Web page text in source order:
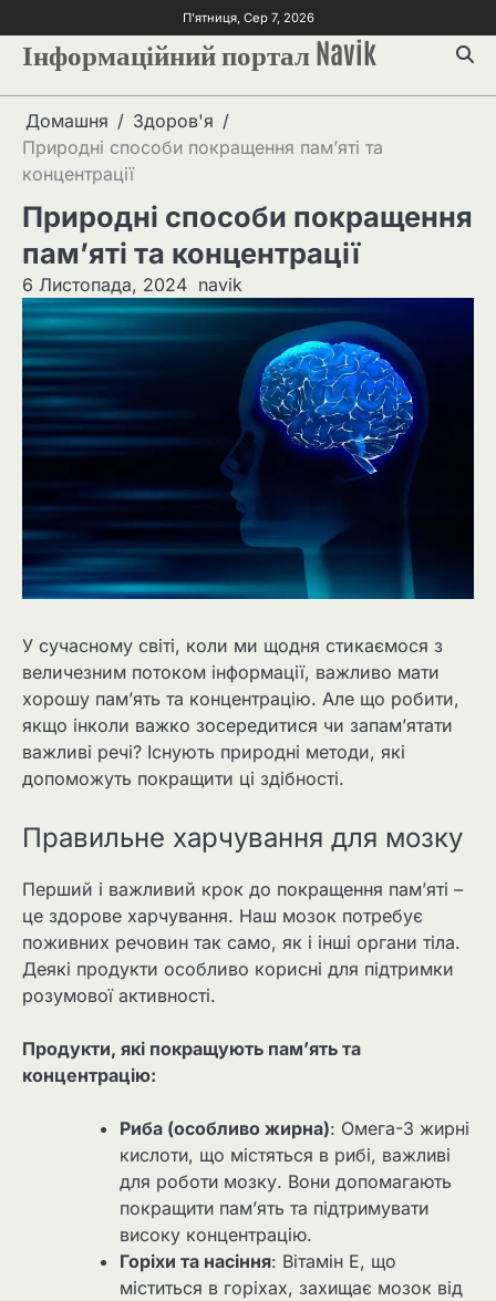
до
вмісту
П’ятниця, Сер 7, 2026
Інформаційний портал Navik
Домашня
Здоров'я
Природні способи покращення пам’яті та
концентрації
Природні способи покращення
пам’яті та концентрації
6 Листопада, 2024 navik
У сучасному світі, коли ми щодня стикаємося з
величезним потоком інформації, важливо мати
хорошу пам’ять та концентрацію. Але що робити,
якщо інколи важко зосередитися чи запам’ятати
важливі речі? Існують природні методи, які
допоможуть покращити ці здібності.
Правильне харчування для мозку
Перший і важливий крок до покращення пам’яті –
це здорове харчування. Наш мозок потребує
поживних речовин так само, як і інші органи тіла.
Деякі продукти особливо корисні для підтримки
розумової активності.
Продукти, які покращують пам’ять та
концентрацію:
Риба (особливо жирна): Омега-3 жирні
кислоти, що містяться в рибі, важливі
для роботи мозку. Вони допомагають
покращити пам’ять та підтримувати
високу концентрацію.
Горіхи та насіння: Вітамін Е, що
міститься в горіхах, захищає мозок від